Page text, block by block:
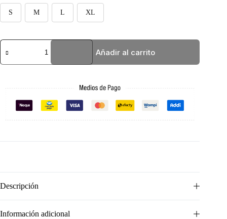
S M L XL
REGULAR
FIT
Añadir al carrito
Descripción
Información adicional